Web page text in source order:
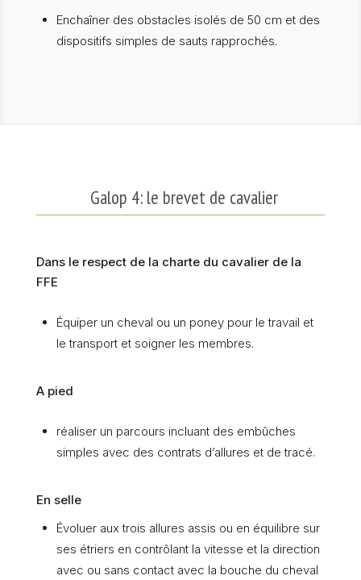
Enchaîner des obstacles isolés de 50 cm et des
dispositifs simples de sauts rapprochés.
Galop 4: le brevet de cavalier
Dans le respect de la charte du cavalier de la
FFE
Équiper un cheval ou un poney pour le travail et
le transport et soigner les membres.
A pied
réaliser un parcours incluant des embûches
simples avec des contrats d’allures et de tracé.
En selle
Évoluer aux trois allures assis ou en équilibre sur
ses étriers en contrôlant la vitesse et la direction
avec ou sans contact avec la bouche du cheval